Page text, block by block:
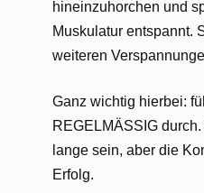
hineinzuhorchen und
Muskulatur entspannt.
weiteren
Ganz wichtig hierbei:
REGELMÄSSIG
lange sein, aber die
Erfolg.